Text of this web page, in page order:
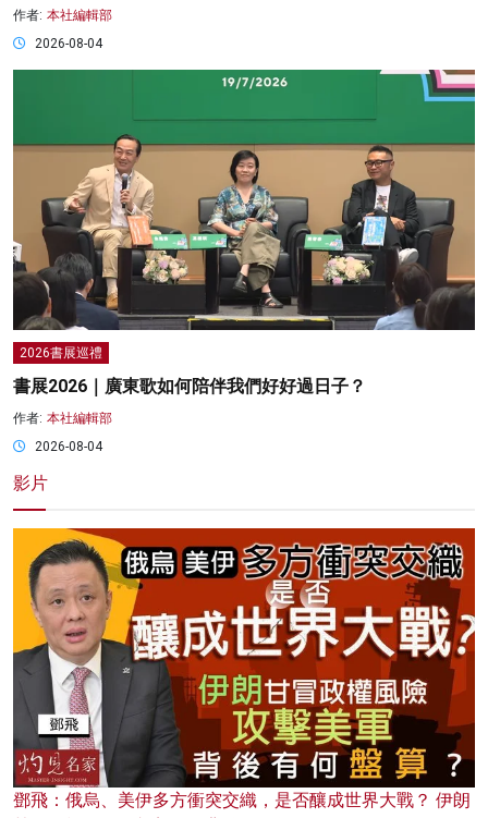
作者: 本社編輯部
2026-08-04
2026書展巡禮
書展2026｜廣東歌如何陪伴我們好好過日子？
作者: 本社編輯部
2026-08-04
影片
鄧飛：俄烏、美伊多方衝突交織，是否釀成世界大戰？ 伊朗